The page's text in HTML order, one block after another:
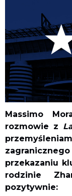
Massimo
rozmowie z
przekazaniu
rodzinie
pozytywnie: